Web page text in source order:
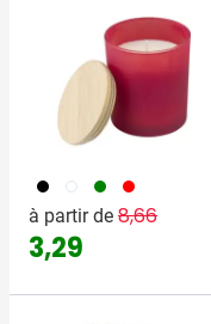
001 002 004 008
à partir de Prix normal
8,66
3,29